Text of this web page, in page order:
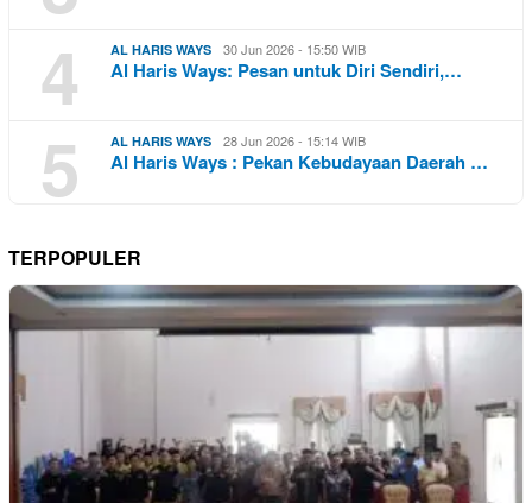
4 AL HARIS WAYS 30 Jun 2026 - 15:50 WIB
Al Haris Ways: Pesan untuk Diri Sendiri,…
5 AL HARIS WAYS 28 Jun 2026 - 15:14 WIB
Al Haris Ways : Pekan Kebudayaan Daerah …
TERPOPULER